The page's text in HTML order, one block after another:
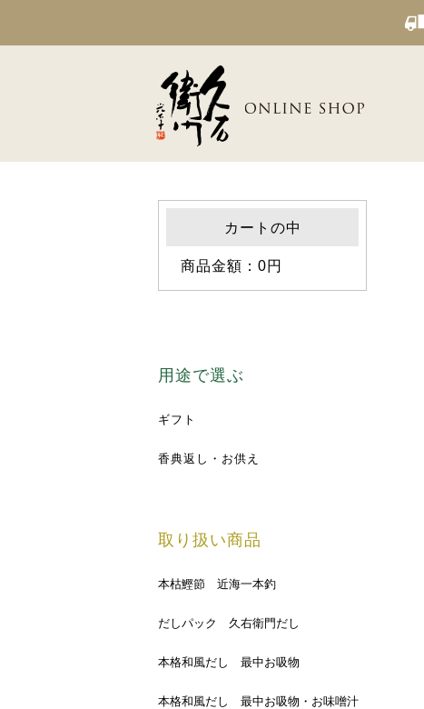
カートの中
商品金額：0円
用途で選ぶ
ギフト
香典返し・お供え
取り扱い商品
本枯鰹節 近海一本釣
だしパック 久右衛門だし
本格和風だし 最中お吸物
本格和風だし 最中お吸物・お味噌汁